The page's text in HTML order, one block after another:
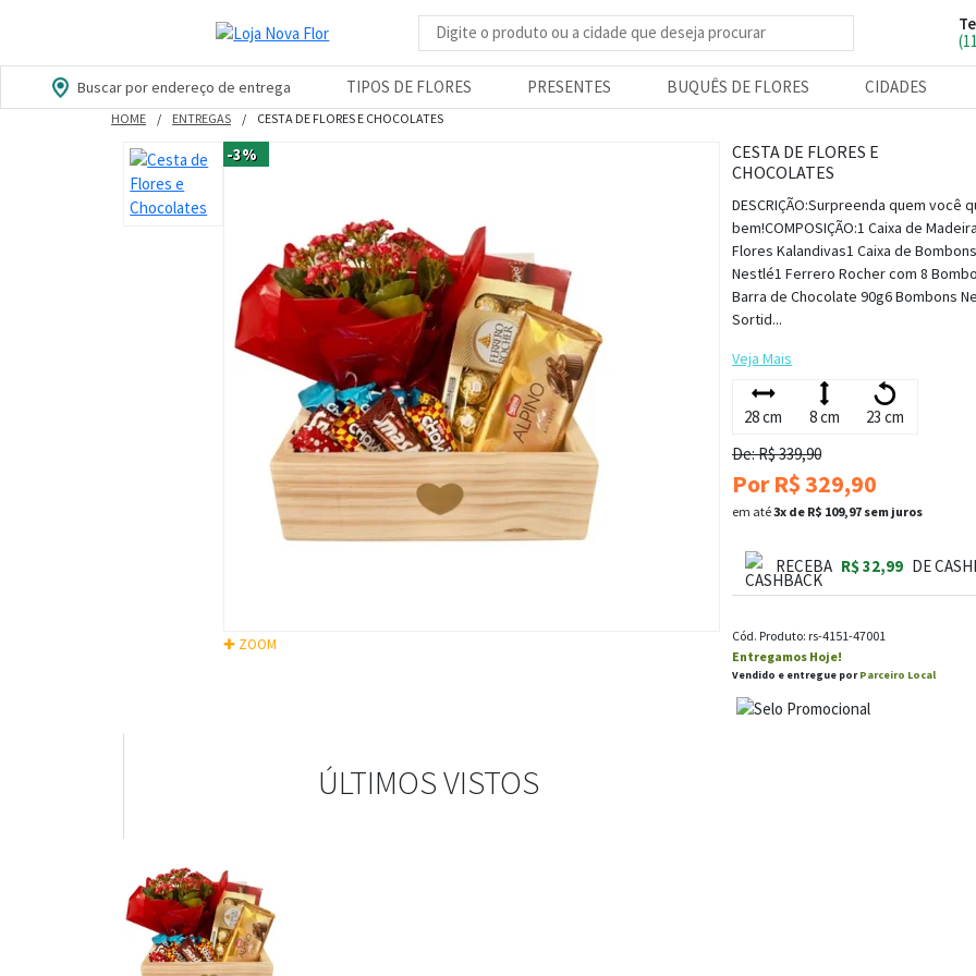
Busca de produtos
Buscar por endereço de entrega TIPOS DE FLORES PRESENTES BUQUÊS DE FLORES CIDADES
HOME ENTREGAS CESTA DE FLORES E CHOCOLATES
✚ ZOOM
-3%
CESTA DE FLORES E
CHOCOLATES
DESCRIÇÃO:Surpreenda quem você
bem!COMPOSIÇÃO:1 Caixa de
Flores Kalandivas1 Caixa de Bombons
Nestlé1 Ferrero Rocher com 8
Barra de Chocolate 90g6 Bombons
Sortid...
Veja Mais
28 cm 8 cm
23 cm
De: R$ 339,90
Por R$ 329,90
em até3x de R$ 109,97 sem juros
RECEBA R$ 32,99 DE
Cód. Produto: rs-4151-47001
Entregamos Hoje!
Vendido e entregue porParceiro Local
ÚLTIMOS VISTOS